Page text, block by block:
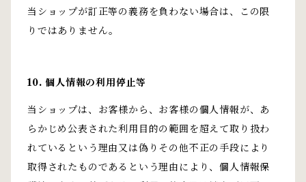
当ショップが訂正等の義務を負わない場合は、この限
りではありません。
10. 個人情報の利用停止等
当ショップは、お客様から、お客様の個人情報が、あ
らかじめ公表された利用目的の範囲を超えて取り扱わ
れているという理由又は偽りその他不正の手段により
取得されたものであるという理由により、個人情報保